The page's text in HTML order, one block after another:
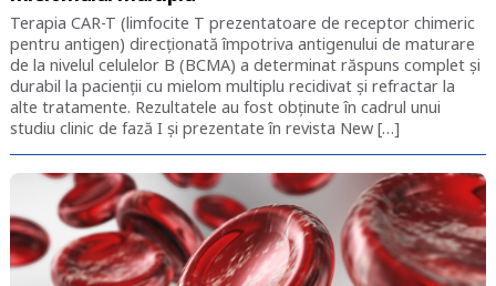
Terapia CAR-T (limfocite T prezentatoare de receptor chimeric
pentru antigen) direcționată împotriva antigenului de maturare
de la nivelul celulelor B (BCMA) a determinat răspuns complet și
durabil la pacienții cu mielom multiplu recidivat și refractar la
alte tratamente. Rezultatele au fost obținute în cadrul unui
studiu clinic de fază I și prezentate în revista New […]